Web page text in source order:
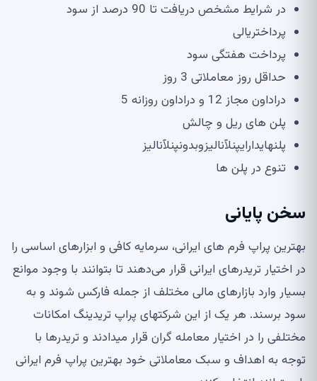
در شرایط مشخص دریافت تا
درصد از سود
پرداختریالی
پرداخت هفتگی سود
حداقل روز معاملاتی
روز
دراداون مجاز
و دراداون روزانه
پلن های ریل و چالش
پلنهایدارایپنلآنالیزوبدونپنلآنالیز
تنوع در پلن ها
سخن پایانی
بهترین پراپ فرم های ایرانی، سرمایه کافی و ابزارهای اساسی را
در اختیار تریدرهای ایرانی قرار میدهند تا بتوانند با وجود موانع
بسیار وارد بازارهای مالی مختلف از جمله فارکس شوند و به
سود برسند. هر یک از این شرکتهای پراپ تریدینگ امکانات
مختلفی را در اختیار معامله گران قرار میدادند و تریدرها با
توجه به اهداف و سبک معاملاتی خود بهترین پراپ فرم ایرانی